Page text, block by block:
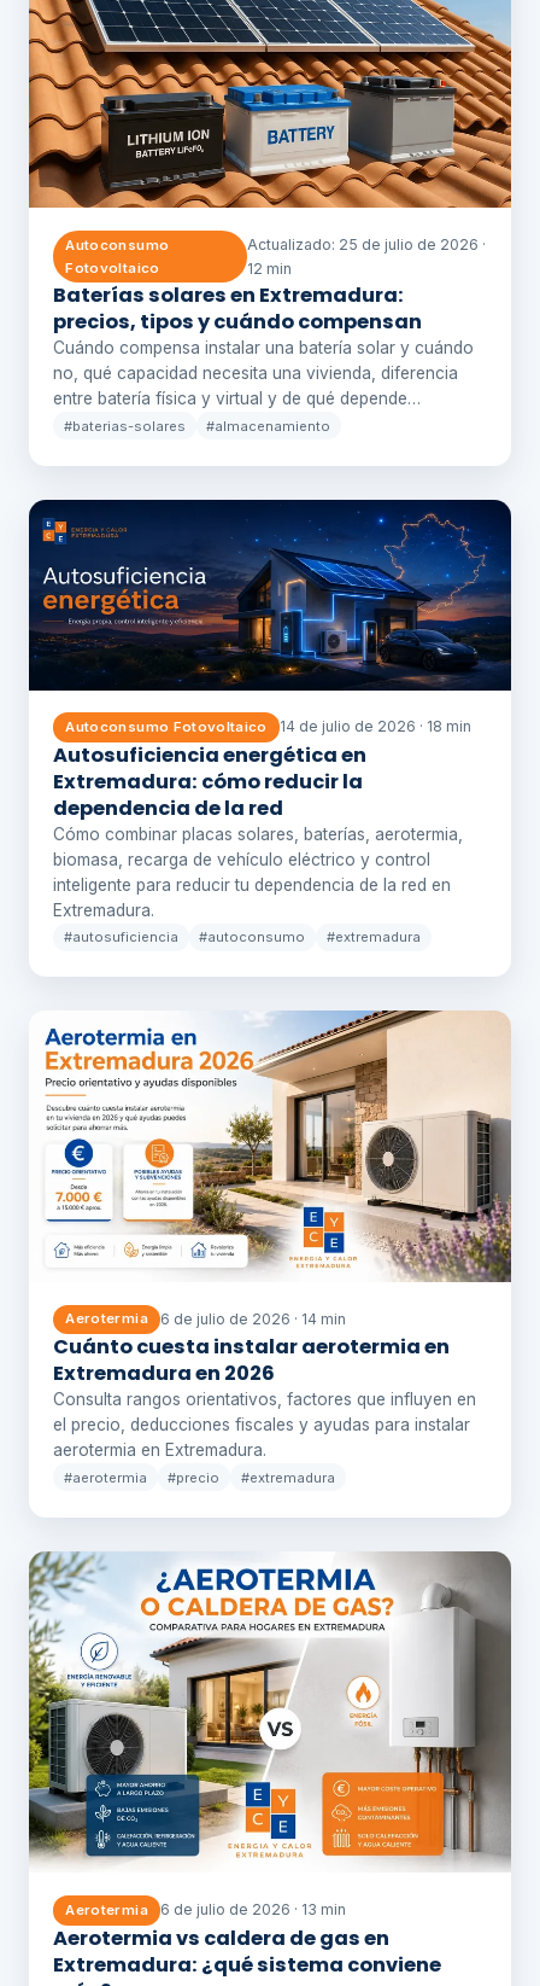
Autoconsumo
Fotovoltaico
Actualizado: 25 de julio de 2026 ·
12 min
Baterías solares en Extremadura:
precios, tipos y cuándo compensan
Cuándo compensa instalar una batería solar y cuándo
no, qué capacidad necesita una vivienda, diferencia
entre batería física y virtual y de qué depende…
#baterias-solares #almacenamiento
Autoconsumo Fotovoltaico 14 de julio de 2026 · 18 min
Autosuficiencia energética en
Extremadura: cómo reducir la
dependencia de la red
Cómo combinar placas solares, baterías, aerotermia,
biomasa, recarga de vehículo eléctrico y control
inteligente para reducir tu dependencia de la red en
Extremadura.
#autosuficiencia #autoconsumo #extremadura
Aerotermia 6 de julio de 2026 · 14 min
Cuánto cuesta instalar aerotermia en
Extremadura en 2026
Consulta rangos orientativos, factores que influyen en
el precio, deducciones fiscales y ayudas para instalar
aerotermia en Extremadura.
#aerotermia #precio #extremadura
Aerotermia 6 de julio de 2026 · 13 min
Aerotermia vs caldera de gas en
Extremadura: ¿qué sistema conviene